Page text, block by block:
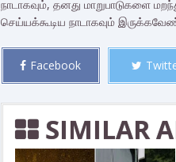
நாடாகவும், தனது மாறுபாடுகளை
செய்யக்கூடிய நாடாகவும்
Facebook
SIMILAR